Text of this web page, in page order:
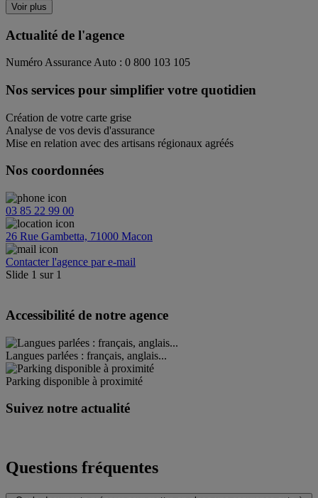
Voir plus
Actualité de l'agence
Numéro Assurance Auto : 0 800 103 105
Nos services pour simplifier votre quotidien
Création de votre carte grise
Analyse de vos devis d'assurance
Mise en relation avec des artisans régionaux agréés
Nos coordonnées
03 85 22 99 00
26 Rue Gambetta, 71000 Macon
Contacter l'agence par e-mail
Slide 1 sur 1
Accessibilité de notre agence
Langues parlées : français, anglais...
Parking disponible à proximité
Suivez notre actualité
Questions fréquentes